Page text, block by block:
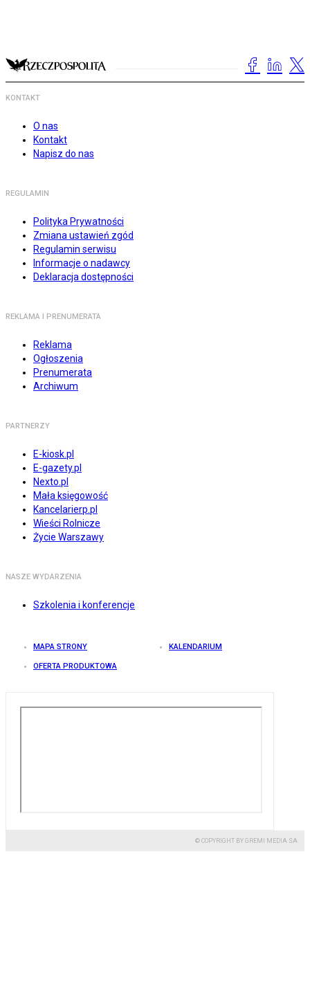
KONTAKT
O nas
Kontakt
Napisz do nas
REGULAMIN
Polityka Prywatności
Zmiana ustawień zgód
Regulamin serwisu
Informacje o nadawcy
Deklaracja dostępności
REKLAMA I PRENUMERATA
Reklama
Ogłoszenia
Prenumerata
Archiwum
PARTNERZY
E-kiosk.pl
E-gazety.pl
Nexto.pl
Mała księgowość
Kancelarierp.pl
Wieści Rolnicze
Życie Warszawy
NASZE WYDARZENIA
Szkolenia i konferencje
MAPA STRONY KALENDARIUM
OFERTA PRODUKTOWA
© COPYRIGHT BY GREMI MEDIA SA